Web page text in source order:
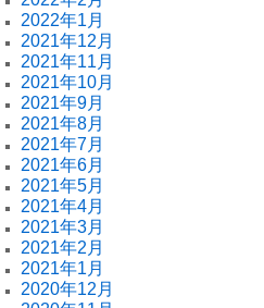
2022年1月
2021年12月
2021年11月
2021年10月
2021年9月
2021年8月
2021年7月
2021年6月
2021年5月
2021年4月
2021年3月
2021年2月
2021年1月
2020年12月